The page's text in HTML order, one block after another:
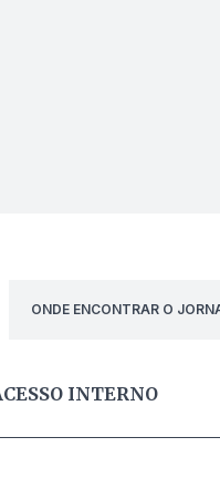
ONDE ENCONTRAR O
INTERNO